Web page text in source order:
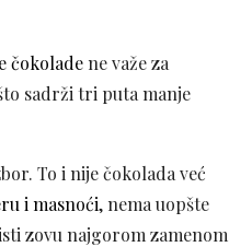
čokoladene važe za
sadrži tri puta manje
To i nije čokolada već
i masnoći, nema uopšte
zovu najgorom zamenom